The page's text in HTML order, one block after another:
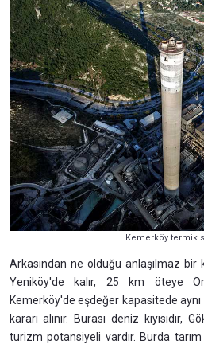
Kemerköy termik
Arkasından ne olduğu anlaşılmaz
Yeniköy'de kalır, 25 km öteye
Kemerköy'de eşdeğer kapasitede
kararı alınır. Burası deniz kıyısıdır,
turizm potansiyeli vardır. Burda tarım